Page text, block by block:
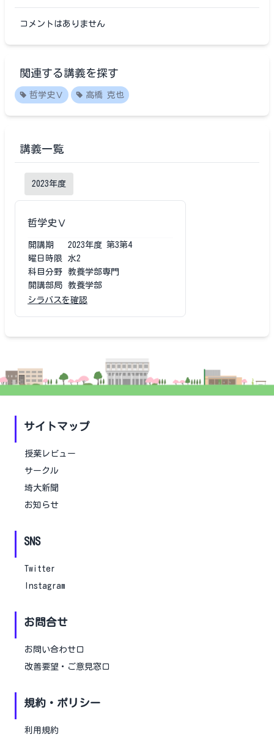
コメントはありません
関連する講義を探す
哲学史Ⅴ 高橋 克也
講義一覧
2023年度
哲学史Ⅴ
開講期 2023年度 第3第4
曜日時限
水2
科目分野
教養学部専門
開講部局
教養学部
シラバスを確認
サイトマップ
授業レビュー
サークル
埼大新聞
お知らせ
SNS
Twitter
Instagram
お問合せ
お問い合わせ口
改善要望・ご意見窓口
規約・ポリシー
利用規約